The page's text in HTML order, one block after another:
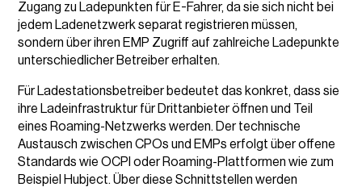
Zugang zu Ladepunkten für E-Fahrer, da sie sich nicht bei
jedem Ladenetzwerk separat registrieren müssen,
sondern über ihren EMP Zugriff auf zahlreiche Ladepunkte
unterschiedlicher Betreiber erhalten.
Für Ladestationsbetreiber bedeutet das konkret, dass sie
ihre Ladeinfrastruktur für Drittanbieter öffnen und Teil
eines Roaming-Netzwerks werden. Der technische
Austausch zwischen CPOs und EMPs erfolgt über offene
Standards wie OCPI oder Roaming-Plattformen wie zum
Beispiel Hubject. Über diese Schnittstellen werden